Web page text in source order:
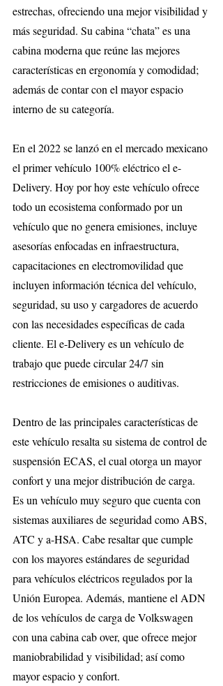
estrechas, ofreciendo una mejor visibilidad y
más seguridad. Su cabina “chata” es una
cabina moderna que reúne las mejores
características en ergonomía y comodidad;
además de contar con el mayor espacio
interno de su categoría.
En el 2022 se lanzó en el mercado mexicano
el primer vehículo 100% eléctrico el e-
Delivery. Hoy por hoy este vehículo ofrece
todo un ecosistema conformado por un
vehículo que no genera emisiones, incluye
asesorías enfocadas en infraestructura,
capacitaciones en electromovilidad que
incluyen información técnica del vehículo,
seguridad, su uso y cargadores de acuerdo
con las necesidades específicas de cada
cliente. El e-Delivery es un vehículo de
trabajo que puede circular 24/7 sin
restricciones de emisiones o auditivas.
Dentro de las principales características de
este vehículo resalta su sistema de control de
suspensión ECAS, el cual otorga un mayor
confort y una mejor distribución de carga.
Es un vehículo muy seguro que cuenta con
sistemas auxiliares de seguridad como ABS,
ATC y a-HSA. Cabe resaltar que cumple
con los mayores estándares de seguridad
para vehículos eléctricos regulados por la
Unión Europea. Además, mantiene el ADN
de los vehículos de carga de Volkswagen
con una cabina cab over, que ofrece mejor
maniobrabilidad y visibilidad; así como
mayor espacio y confort.